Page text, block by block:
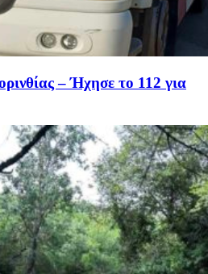
– Ήχησε το 112 για